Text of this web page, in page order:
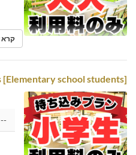
קרא
[Elementary school students]